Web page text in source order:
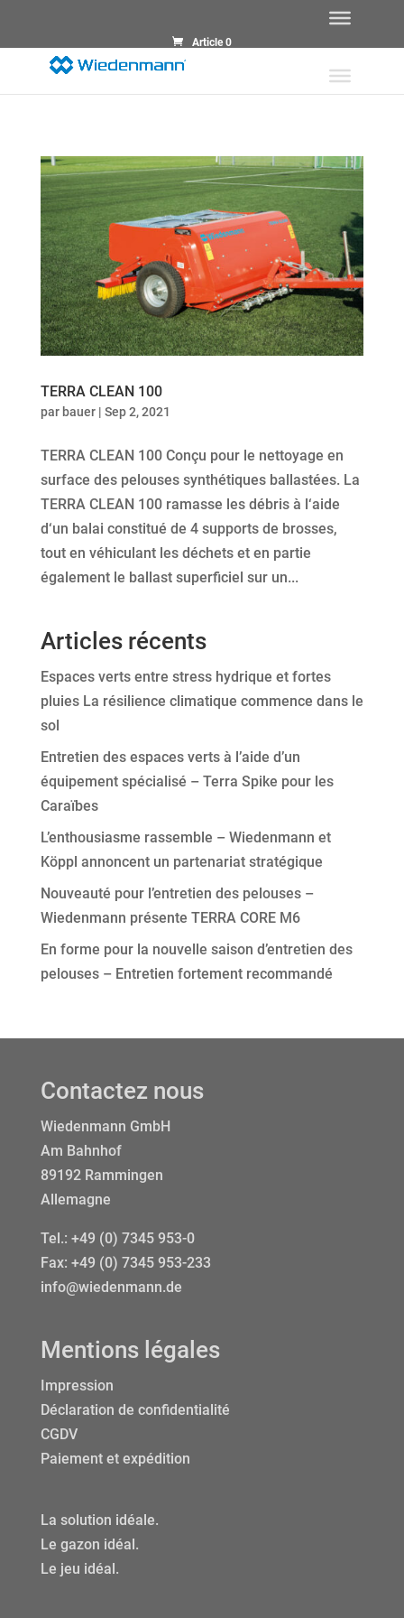
Article 0
TERRA CLEAN 100
par bauer| Sep 2, 2021
TERRA CLEAN 100 Conçu pour le nettoyage en
surface des pelouses synthétiques ballastées. La
TERRA CLEAN 100 ramasse les débris à l‘aide
d‘un balai constitué de 4 supports de brosses,
tout en véhiculant les déchets et en partie
également le ballast superficiel sur un...
Articles récents
Espaces verts entre stress hydrique et fortes
pluies La résilience climatique commence dans le
sol
Entretien des espaces verts à l’aide d’un
équipement spécialisé – Terra Spike pour les
Caraïbes
L’enthousiasme rassemble – Wiedenmann et
Köppl annoncent un partenariat stratégique
Nouveauté pour l’entretien des pelouses –
Wiedenmann présente TERRA CORE M6
En forme pour la nouvelle saison d’entretien des
pelouses – Entretien fortement recommandé
Contactez nous
Wiedenmann GmbH
Am Bahnhof
89192 Rammingen
Allemagne
Tel.: +49 (0) 7345 953-0
Fax: +49 (0) 7345 953-233
info@wiedenmann.de
Mentions légales
Impression
Déclaration de confidentialité
CGDV
Paiement et expédition
La solution idéale.
Le gazon idéal.
Le jeu idéal.